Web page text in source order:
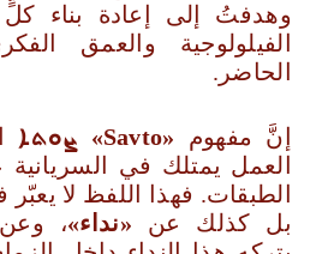
وهدفتُ إلى إعادة بناء كلٍّ
الفيلولوجية والعمق
الحاضر.
إنَّ مفهوم «
Savto
» ܨܘܬܐ
العمل يمتلك في السريانية
الطبقات. فهذا اللفظ لا
بل كذلك عن «نداء»،